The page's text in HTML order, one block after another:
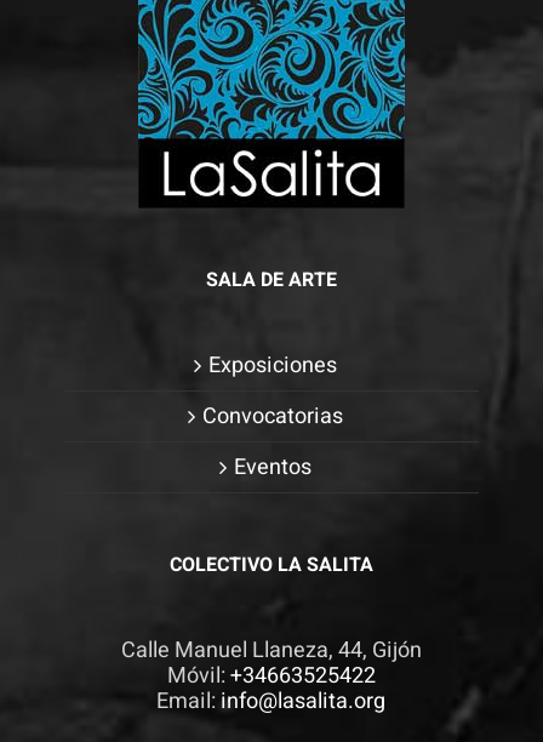
SALA DE ARTE
Exposiciones
Convocatorias
Eventos
COLECTIVO LA SALITA
Calle Manuel Llaneza, 44, Gijón
Móvil:+34663525422
Email:info@lasalita.org